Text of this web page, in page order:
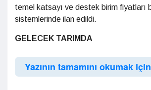
temel katsayı ve destek birim fiyatları
sistemlerinde ilan edildi.
GELECEK TARIMDA
Yazının tamamını okumak